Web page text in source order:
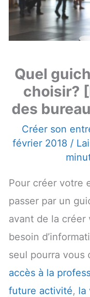
Quel
choisir?
des
Créer son
février 2018 /
Pour créer votre
passer par un
avant de la
besoin
seul pourra vous
accès à la
future activité, la